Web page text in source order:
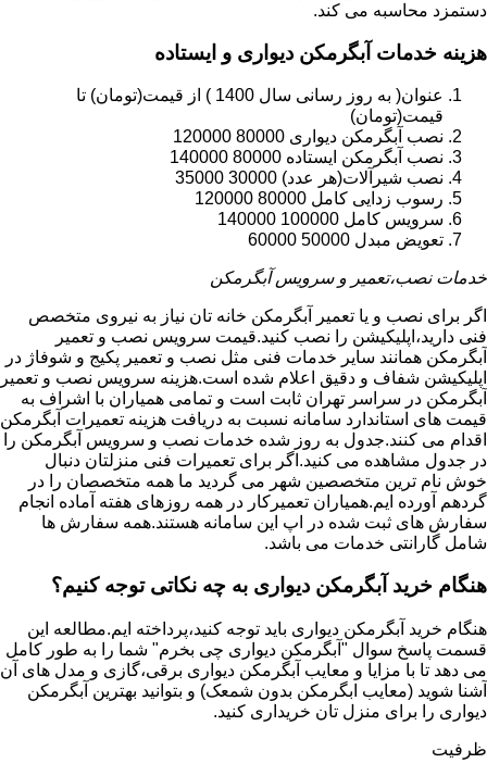
دستمزد محاسبه می کند.
هزینه خدمات آبگرمکن دیواری و ایستاده
عنوان( به روز رسانی سال 1400 ) از قیمت(تومان) تا
قیمت(تومان)
نصب آبگرمکن دیواری 80000 120000
نصب آبگرمکن ایستاده 80000 140000
نصب شیرآلات(هر عدد) 30000 35000
رسوب زدایی کامل 80000 120000
سرویس کامل 100000 140000
تعویض مبدل 50000 60000
خدمات نصب،تعمیر و سرویس آبگرمکن
اگر برای نصب و یا تعمیر آبگرمکن خانه تان نیاز به نیروی متخصص
فنی دارید،اپلیکیشن را نصب کنید.قیمت سرویس نصب و تعمیر
آبگرمکن همانند سایر خدمات فنی مثل نصب و تعمیر پکیج و شوفاژ در
اپلیکیشن شفاف و دقیق اعلام شده است.هزینه سرویس نصب و تعمیر
آبگرمکن در سراسر تهران ثابت است و تمامی همیاران با اشراف به
قیمت های استاندارد سامانه نسبت به دریافت هزینه تعمیرات آبگرمکن
اقدام می کنند.جدول به روز شده خدمات نصب و سرویس آبگرمکن را
در جدول مشاهده می کنید.اگر برای تعمیرات فنی منزلتان دنبال
خوش نام ترین متخصصین شهر می گردید ما همه متخصصان را در
گردهم آورده ایم.همیاران تعمیرکار در همه روزهای هفته آماده انجام
سفارش های ثبت شده در اپ این سامانه هستند.همه سفارش ها
شامل گارانتی خدمات می باشد.
هنگام خرید آبگرمکن دیواری به چه نکاتی توجه کنیم؟
هنگام خرید آبگرمکن دیواری باید توجه کنید،پرداخته ایم.مطالعه این
قسمت پاسخ سوال "آبگرمکن دیواری چی بخرم" شما را به طور کامل
می دهد تا با مزایا و معایب آبگرمکن دیواری برقی،گازی و مدل های آن
آشنا شوید (معایب ابگرمکن بدون شمعک) و بتوانید بهترین آبگرمکن
دیواری را برای منزل تان خریداری کنید.
ظرفیت